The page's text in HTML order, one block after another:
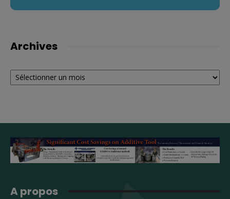
Archives
Archives
A propos